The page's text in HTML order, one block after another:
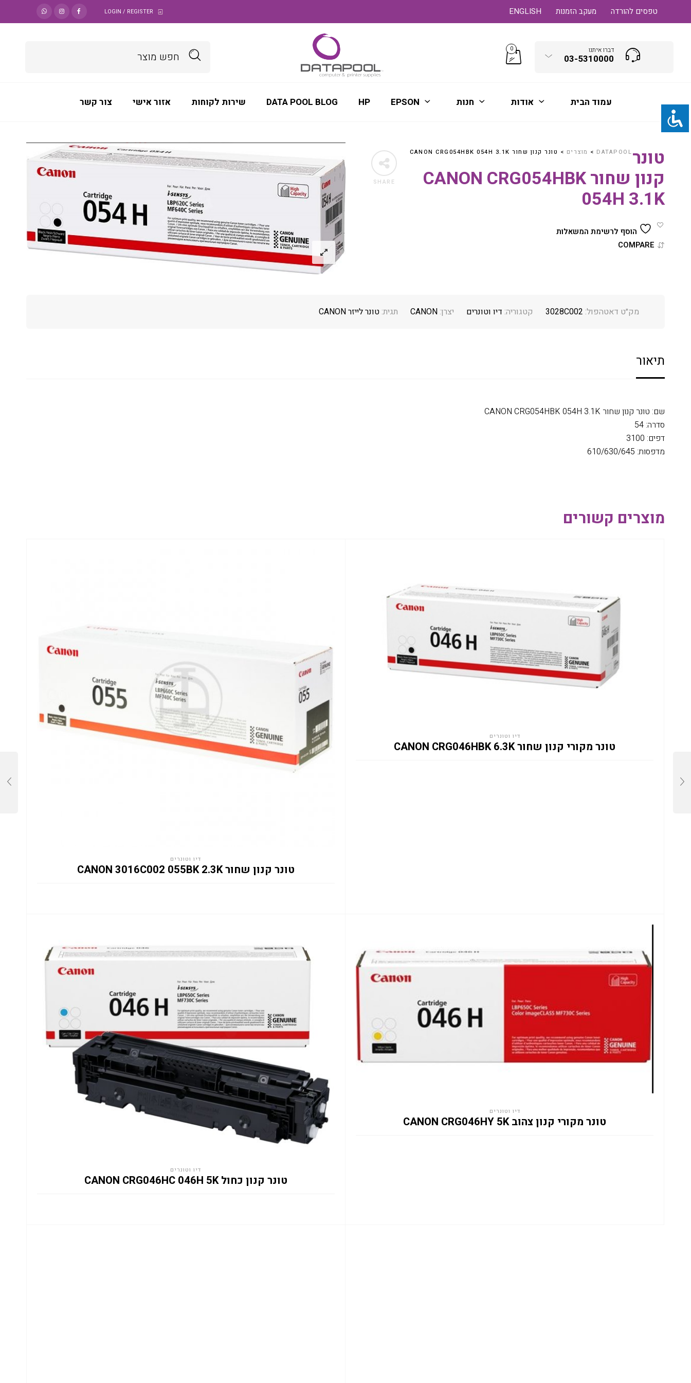
ENGLISH מעקב הזמנות טפסים להורדה LOGIN / REGISTER
דברו איתנו
03-5310000
0
עמוד הבית אודות חנות EPSON
HP
DATA POOL BLOG שירות לקוחות אזור אישי צור קשר
SHARE
DATAPOOL
> מוצרים > טונר קנון שחור CANON CRG054HBK 054H 3.1K
טונר
קנון שחור CANON CRG054HBK
054H 3.1K
הוסף לרשימת המשאלות
COMPARE
מק״ט דאטהפול: 3028C002 קטגוריה: דיו וטונרים יצרן: CANON תגית: טונר לייזר CANON
תיאור
שם: טונר קנון שחור CANON CRG054HBK 054H 3.1K
סדרה: 54
דפים: 3100
מדפסות: 610/630/645
מוצרים קשורים
דיו וטונרים
טונר קנון שחור CANON 3016C002 055BK 2.3K
דיו וטונרים
טונר מקורי קנון שחור CANON CRG046HBK 6.3K
דיו וטונרים
טונר קנון כחול CANON CRG046HC 046H 5K
דיו וטונרים
טונר מקורי קנון צהוב CANON CRG046HY 5K